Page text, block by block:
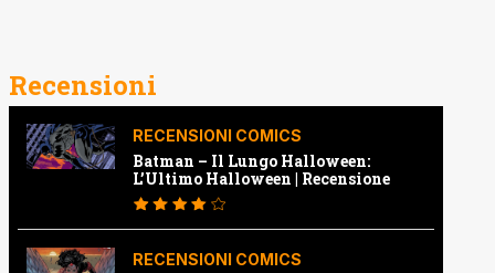
Recensioni
RECENSIONI COMICS
Batman – Il Lungo Halloween:
L’Ultimo Halloween | Recensione
RECENSIONI COMICS